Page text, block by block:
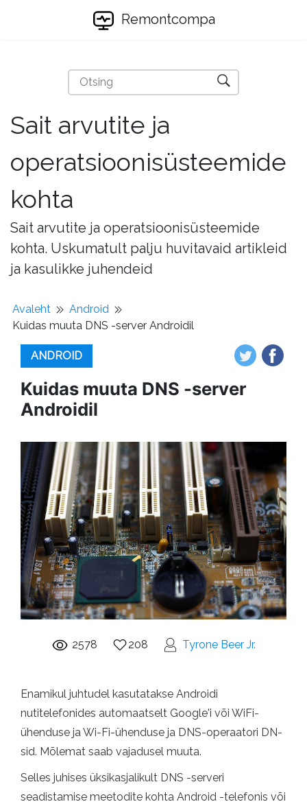
Remontcompa
Sait arvutite ja
operatsioonisüsteemide
kohta
Sait arvutite ja operatsioonisüsteemide
kohta. Uskumatult palju huvitavaid artikleid
ja kasulikke juhendeid
Avaleht
Android
Kuidas muuta DNS -server Androidil
ANDROID
Kuidas muuta DNS -server
Androidil
2578 208 Tyrone Beer Jr.
Enamikul juhtudel kasutatakse Androidi
nutitelefonides automaatselt Google'i või WiFi-
ühenduse ja Wi-Fi-ühenduse ja DNS-operaatori DN-
sid. Mõlemat saab vajadusel muuta.
Selles juhises üksikasjalikult DNS -serveri
seadistamise meetodite kohta Android -telefonis või